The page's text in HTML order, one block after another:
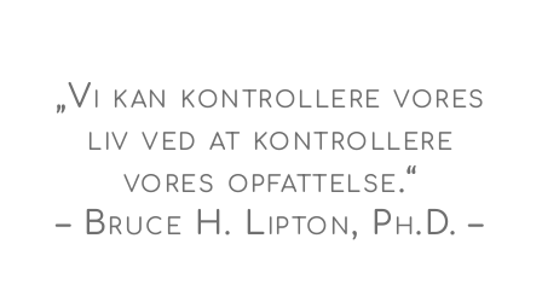
„Vi kan kontrollere vores
liv ved at kontrollere
vores opfattelse.“
– Bruce H. Lipton, Ph.D. –